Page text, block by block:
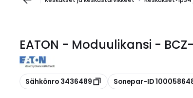
EATON - Moduulikansi -
Kopioi
Sähkönro 3436489 Kopioi
Sonepar-ID